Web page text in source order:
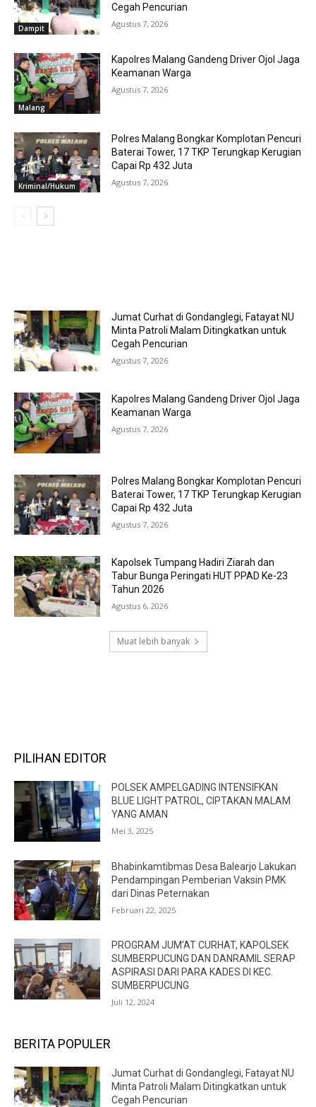
Dampit
Cegah Pencurian
Agustus 7, 2026
Malang
Kapolres Malang Gandeng Driver Ojol Jaga
Keamanan Warga
Agustus 7, 2026
Kriminal/Hukum
Polres Malang Bongkar Komplotan Pencuri
Baterai Tower, 17 TKP Terungkap Kerugian
Capai Rp 432 Juta
Agustus 7, 2026
Jumat Curhat di Gondanglegi, Fatayat NU
Minta Patroli Malam Ditingkatkan untuk
Cegah Pencurian
Agustus 7, 2026
Kapolres Malang Gandeng Driver Ojol Jaga
Keamanan Warga
Agustus 7, 2026
Polres Malang Bongkar Komplotan Pencuri
Baterai Tower, 17 TKP Terungkap Kerugian
Capai Rp 432 Juta
Agustus 7, 2026
Kapolsek Tumpang Hadiri Ziarah dan
Tabur Bunga Peringati HUT PPAD Ke-23
Tahun 2026
Agustus 6, 2026
Muat lebih banyak
PILIHAN EDITOR
POLSEK AMPELGADING INTENSIFKAN
BLUE LIGHT PATROL, CIPTAKAN MALAM
YANG AMAN
Mei 3, 2025
Bhabinkamtibmas Desa Balearjo Lakukan
Pendampingan Pemberian Vaksin PMK
dari Dinas Peternakan
Februari 22, 2025
PROGRAM JUM’AT CURHAT, KAPOLSEK
SUMBERPUCUNG DAN DANRAMIL SERAP
ASPIRASI DARI PARA KADES DI KEC.
SUMBERPUCUNG
Juli 12, 2024
BERITA POPULER
Jumat Curhat di Gondanglegi, Fatayat NU
Minta Patroli Malam Ditingkatkan untuk
Cegah Pencurian